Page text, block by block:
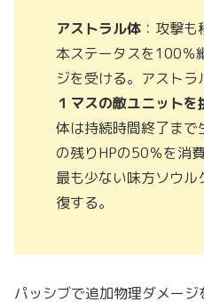
アストラル体：攻撃も
本ステータスを100％
ジを受ける。アストラ
１マスの敵ユニットを
体は持続時間終了まで
の残りHPの50％を消
最も少ない味方ソウル
復する。
パッシブで追加物理ダメー